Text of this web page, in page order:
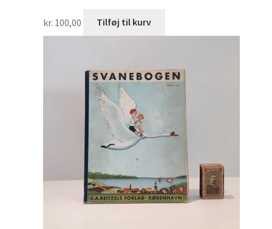
kr. 100,00 Tilføj til kurv